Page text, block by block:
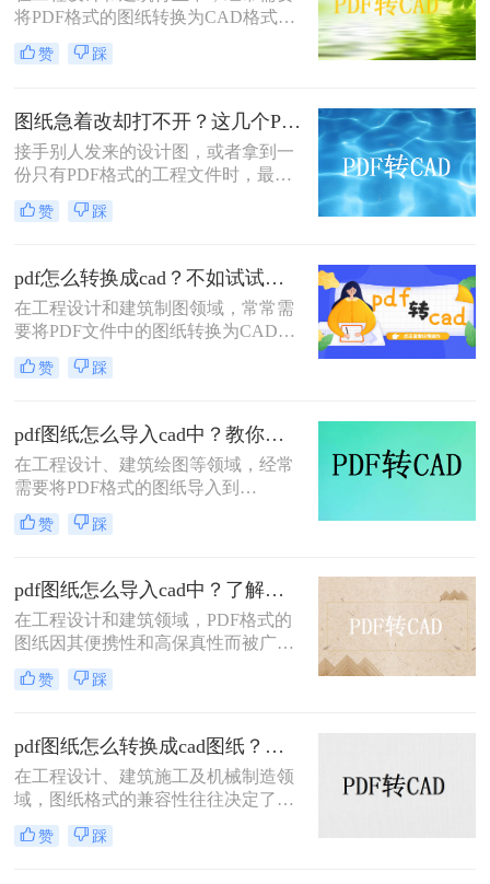
将PDF格式的图纸转换为CAD格式，
以便进行进一步的编辑和修改。那么
pdf转cad怎么弄呢？本文将介绍四种
方法，帮助您根据不同的需求选择最
合适的方式。
赞 踩
图纸急着改却打不开？这几个PDF转CAD的方法真管用！
接手别人发来的设计图，或者拿到一
份只有PDF格式的工程文件时，最让
人头疼的就是没法直接修改尺寸和线
条。遇到这种情况，大家通常都会四
望能快速把文件变成可编辑的DWG
或DXF格式。
赞 踩
pdf怎么转换成cad？不如试试这四个方法！
在工程设计和建筑制图领域，常常需
要将PDF文件中的图纸转换为CAD格
式以便进行编辑和修改。那么pdf怎么
转换成cad呢？本文将介绍四种常见的
独特的优缺点。
赞 踩
pdf图纸怎么导入cad中？教你二种实用方法！
在工程设计、建筑绘图等领域，经常
需要将PDF格式的图纸导入到
CAD（计算机辅助设计）软件中进行
编辑和修改。PDF作为一种广泛使用
到了广泛认可。然而，当需要在CAD
环境中对图纸进行精确编辑时，就需
要将PDF图纸导入CAD软件中。那么
pdf图纸怎么导入cad中呢？本文将介
绍两种将PDF图纸导入CAD中的方
法。
赞 踩
pdf图纸怎么导入cad中？了解下这4种方法吧！
在工程设计和建筑领域，PDF格式的
图纸因其便携性和高保真性而被广泛
使用。然而，为了进行更深入的编辑
和修改，设计师们往往需要将PDF图
件中。那么pdf图纸怎么导入cad中
呢？本文将详细介绍四种将PDF图纸
导入CAD的方法。
赞 踩
pdf图纸怎么转换成cad图纸？这3种方法教会你！
在工程设计、建筑施工及机械制造领
域，图纸格式的兼容性往往决定了工
作的效率。很多时候，我们接收到的
设计文件是PDF格式，这种格式虽然
赞 踩